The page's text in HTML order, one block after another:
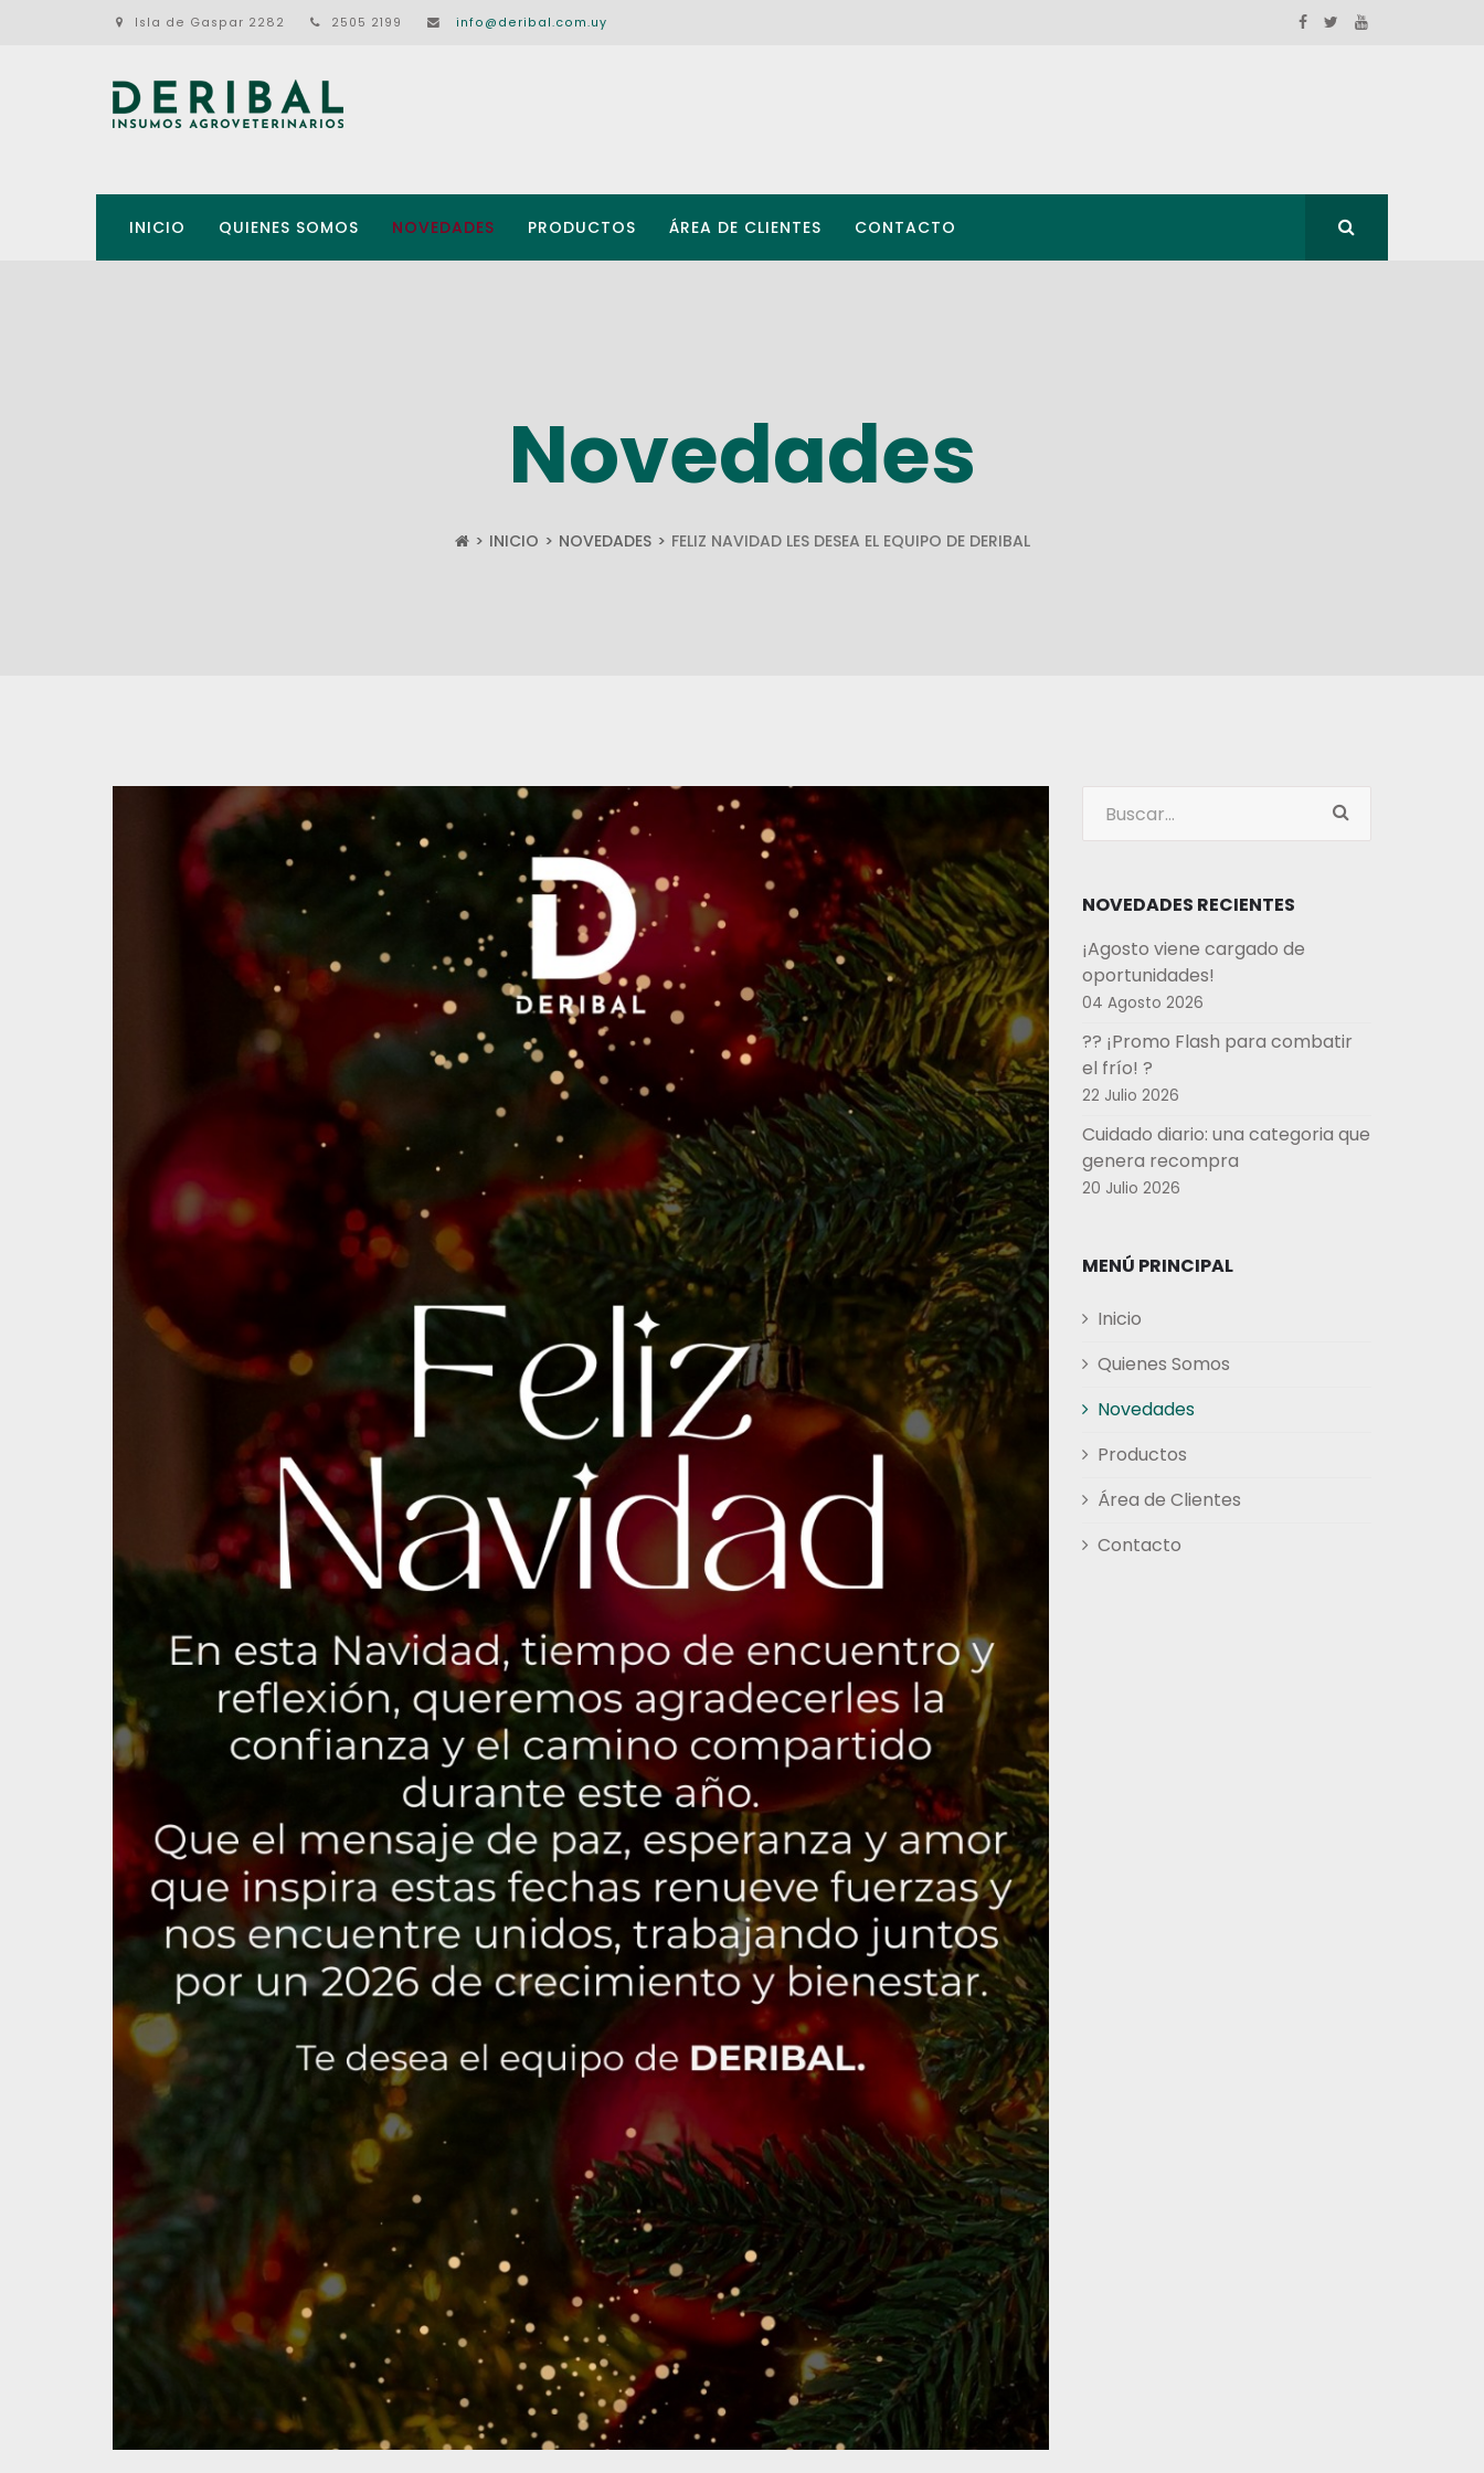
Isla de Gaspar 2282 2505 2199 info@deribal.com.uy
INICIO QUIENES SOMOS NOVEDADES PRODUCTOS ÁREA DE CLIENTES CONTACTO
Novedades
INICIO NOVEDADES FELIZ NAVIDAD LES DESEA EL EQUIPO DE DERIBAL
NOVEDADES RECIENTES
¡Agosto viene cargado de
oportunidades!
04 Agosto 2026
?? ¡Promo Flash para combatir
el frío! ?
22 Julio 2026
Cuidado diario: una categoria que
genera recompra
20 Julio 2026
MENÚ PRINCIPAL
Inicio
Quienes Somos
Novedades
Productos
Área de Clientes
Contacto